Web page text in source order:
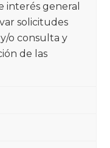
interés general
solicitudes
o consulta y
de las